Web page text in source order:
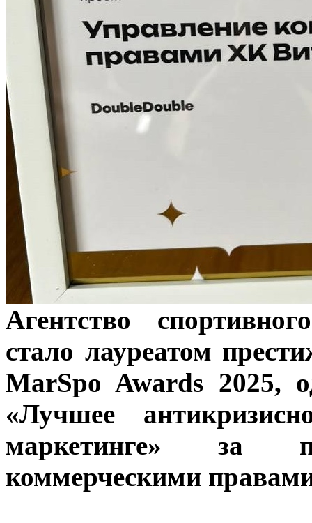
Агентство
стало лауреатом
MarSpo Awards 2025,
«Лучшее
маркетинге» за
коммерческими